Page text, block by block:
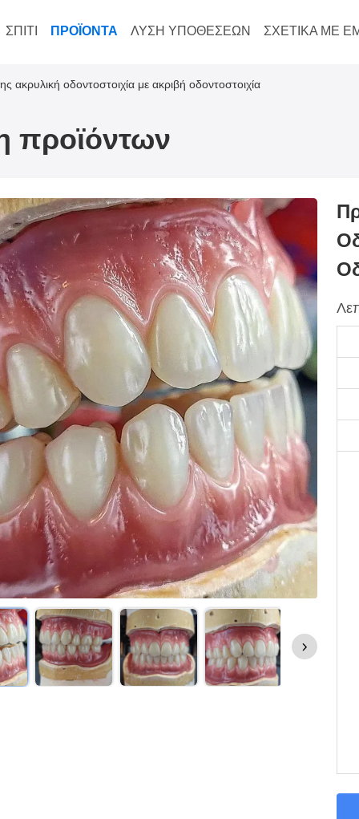
ΣΠΊΤΙ ΠΡΟΪΌΝΤΑ ΛΎΣΗ ΥΠΟΘΈΣΕΩΝ ΣΧΕΤΙΚΆ ΜΕ
ακρυλική οδοντοστοιχία με ακριβή οδοντοστοιχία
προϊόντων